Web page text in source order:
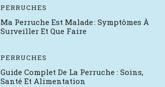
PERRUCHES
Ma Perruche Est Malade : Symptômes À
Surveiller Et Que Faire
PERRUCHES
Guide Complet De La Perruche : Soins,
Santé Et Alimentation